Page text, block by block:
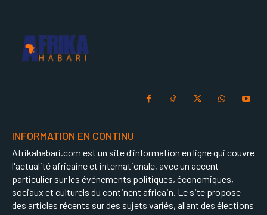
INFORMATION EN CONTINU
Afrikahabari.com est un site d'information en ligne qui couvre
l'actualité africaine et internationale, avec un accent
particulier sur les événements politiques, économiques,
sociaux et culturels du continent africain. Le site propose
des articles récents sur des sujets variés, allant des élections